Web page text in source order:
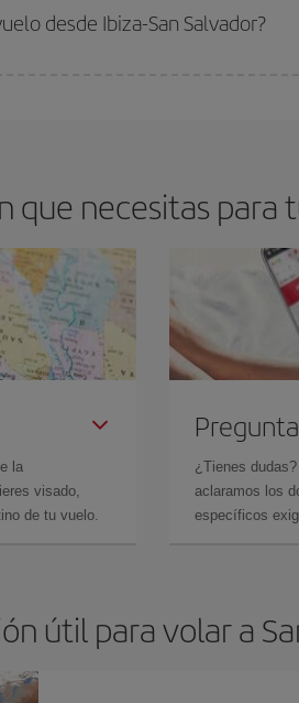
es
fundamental para conseguir
desde Ibiza-San Salvador?
necesitas para
la
visado,
de tu vuelo.
¿Tienes
aclaramos los
específicos
útil para volar a